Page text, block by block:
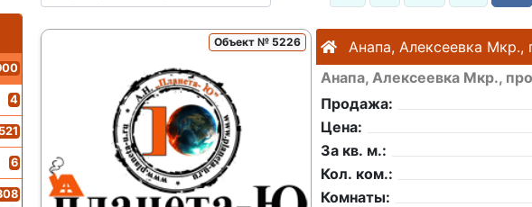
4
521
6
Объект № 5226
Анапа, Алексеевка Мкр.,
Анапа, Алексеевка Мкр.,
Продажа:
Цена:
За кв. м.:
Кол. ком.:
Комнаты: